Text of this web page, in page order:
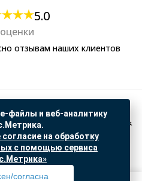
5.0
отзывам наших клиентов
персональных данных
данных Яндекс Метрика
Предложение не является публичной
на сайте ознакомительные
вSO.USE
файлы и веб-аналитику
на обработку
с помощью сервиса
согласна